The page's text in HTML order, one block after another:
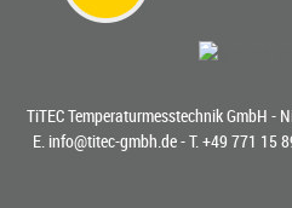
TiTEC Temperaturmesstechnik GmbH -
E. info@titec-gmbh.de- T. +49 771 15